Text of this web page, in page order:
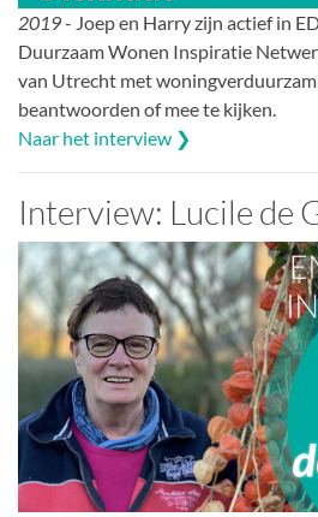
2019- Joep en Harry zijn actief in
Duurzaam Wonen Inspiratie
van Utrecht met
beantwoorden of mee te kijken.
Naar het interview ❯
Interview: Lucile de